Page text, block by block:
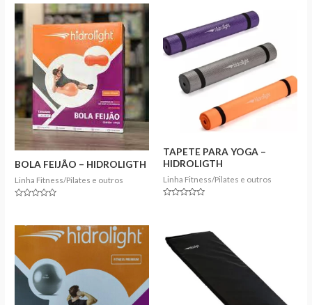
BOLA FEIJÃO – HIDROLIGTH
Linha Fitness/Pilates e outros
of
5
TAPETE PARA YOGA –
HIDROLIGTH
Linha Fitness/Pilates e outros